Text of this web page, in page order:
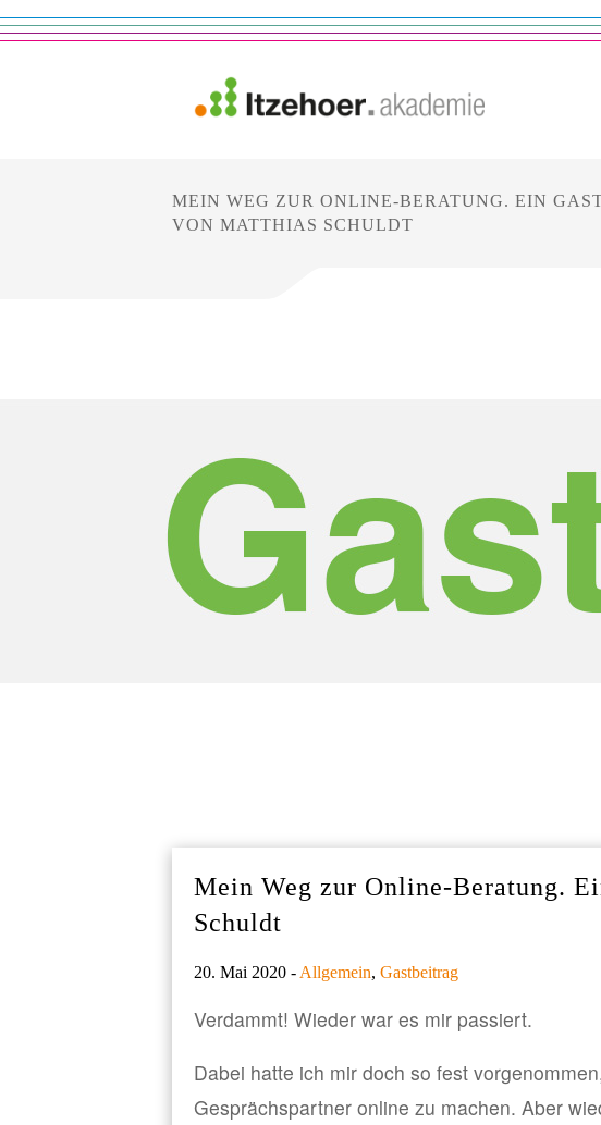
MEIN WEG ZUR ONLINE-BERATUNG. EIN
VON MATTHIAS SCHULDT
Mein Weg zur Online-Beratung.
Schuldt
20. Mai 2020 - Allgemein, Gastbeitrag
Verdammt! Wieder war es mir passiert.
Dabei hatte ich mir doch so fest
Gesprächspartner online zu machen. Aber